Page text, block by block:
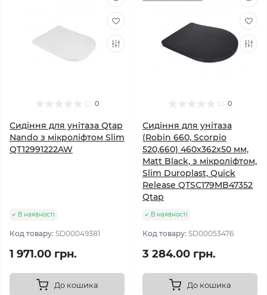
0
Сидіння для унітаза Qtap
Nando з мікроліфтом Slim
QT12991222AW
В наявності
Код товару: SD00049381
1 971.00 грн.
До кошика
0
Сидіння для унітаза
(Robin 660, Scorpio
520,660) 460x362x50 мм,
Matt Black, з мікроліфтом,
Slim Duroplast, Quick
Release QTSC179MB47352
Qtap
В наявності
Код товару: SD00053476
3 284.00 грн.
До кошика